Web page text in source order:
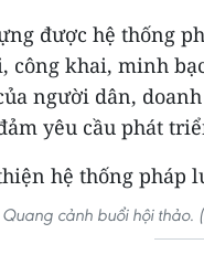
được hệ thống
công khai, minh
người dân,
yêu cầu phát
Quang cảnh buổi hội thảo.